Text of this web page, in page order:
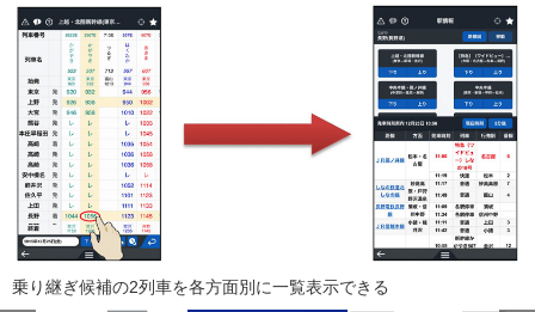
乗り継ぎ候補の2列車を各方面別に一覧表示できる